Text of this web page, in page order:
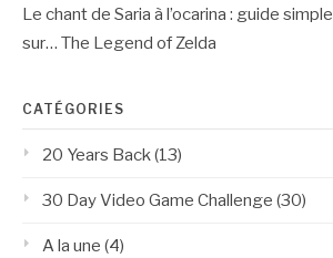
Le chant de Saria à l’ocarina : guide simple
sur… The Legend of Zelda
CATÉGORIES
20 Years Back(13)
30 Day Video Game Challenge (30)
A la une (4)